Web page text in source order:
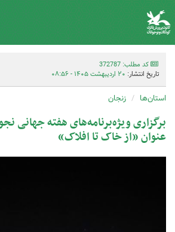
کد مطلب: 372787
تاریخ انتشار: ۲۰ اردیبهشت ۱۴۰۵ - ۰۸:۵۶
استان‌ها زنجان
برگزاری ویژه‌برنامه‌های هفته جهانی
عنوان «از خاک تا افلاک»